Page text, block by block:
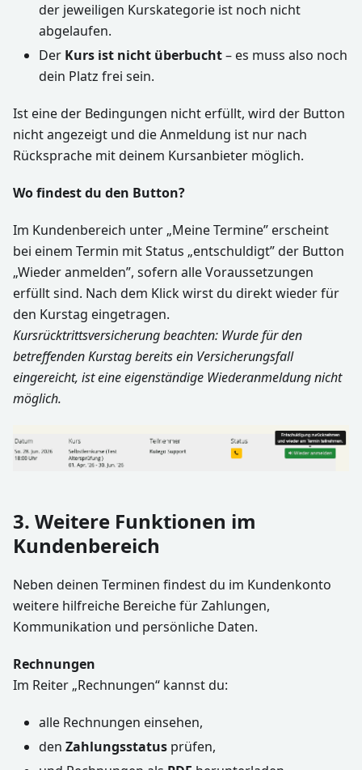
der jeweiligen Kurskategorie ist noch nicht
abgelaufen.
Der Kurs ist nicht überbucht– es muss also noch
dein Platz frei sein.
Ist eine der Bedingungen nicht erfüllt, wird der Button
nicht angezeigt und die Anmeldung ist nur nach
Rücksprache mit deinem Kursanbieter möglich.
Wo findest du den Button?
Im Kundenbereich unter „Meine Termine” erscheint
bei einem Termin mit Status „entschuldigt” der Button
„Wieder anmelden”, sofern alle Voraussetzungen
erfüllt sind. Nach dem Klick wirst du direkt wieder für
den Kurstag eingetragen.
Kursrücktrittsversicherung beachten: Wurde für den
betreffenden Kurstag bereits ein Versicherungsfall
eingereicht, ist eine eigenständige Wiederanmeldung nicht
möglich.
3. Weitere Funktionen im
Kundenbereich
Neben deinen Terminen findest du im Kundenkonto
weitere hilfreiche Bereiche für Zahlungen,
Kommunikation und persönliche Daten.
Rechnungen
Im Reiter „Rechnungen“ kannst du:
alle Rechnungen einsehen,
den Zahlungsstatus prüfen,